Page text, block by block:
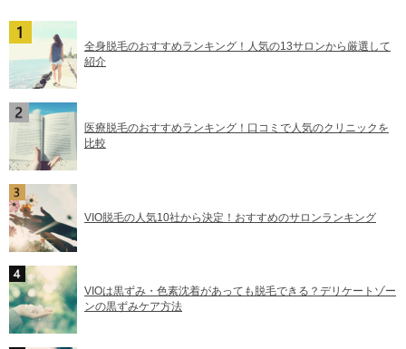
全身脱毛のおすすめランキング！人気の13サロンから厳選して
紹介
医療脱毛のおすすめランキング！口コミで人気のクリニックを
比較
VIO脱毛の人気10社から決定！おすすめのサロンランキング
VIOは黒ずみ・色素沈着があっても脱毛できる？デリケートゾー
ンの黒ずみケア方法